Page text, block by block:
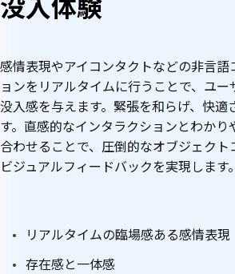
感情表現やアイコンタクトなどの非言語
ョンをリアルタイムに行うことで、ユー
没入感を与えます。緊張を和らげ、快適
す。直感的なインタラクションとわかり
合わせることで、圧倒的なオブジェクト
ビジュアルフィードバックを実現します。
リアルタイムの臨場感ある感情表現
存在感と一体感